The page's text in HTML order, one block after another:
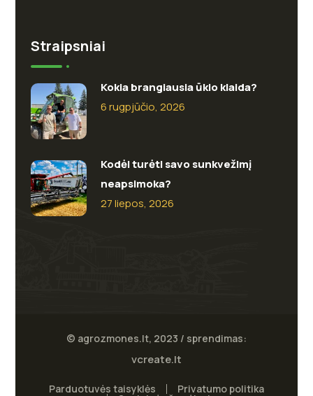
Straipsniai
Kokia brangiausia ūkio klaida?
6 rugpjūčio, 2026
Kodėl turėti savo sunkvežimį
neapsimoka?
27 liepos, 2026
© agrozmones.lt, 2023 / sprendimas:
vcreate.lt
Parduotuvės taisyklės Privatumo politika